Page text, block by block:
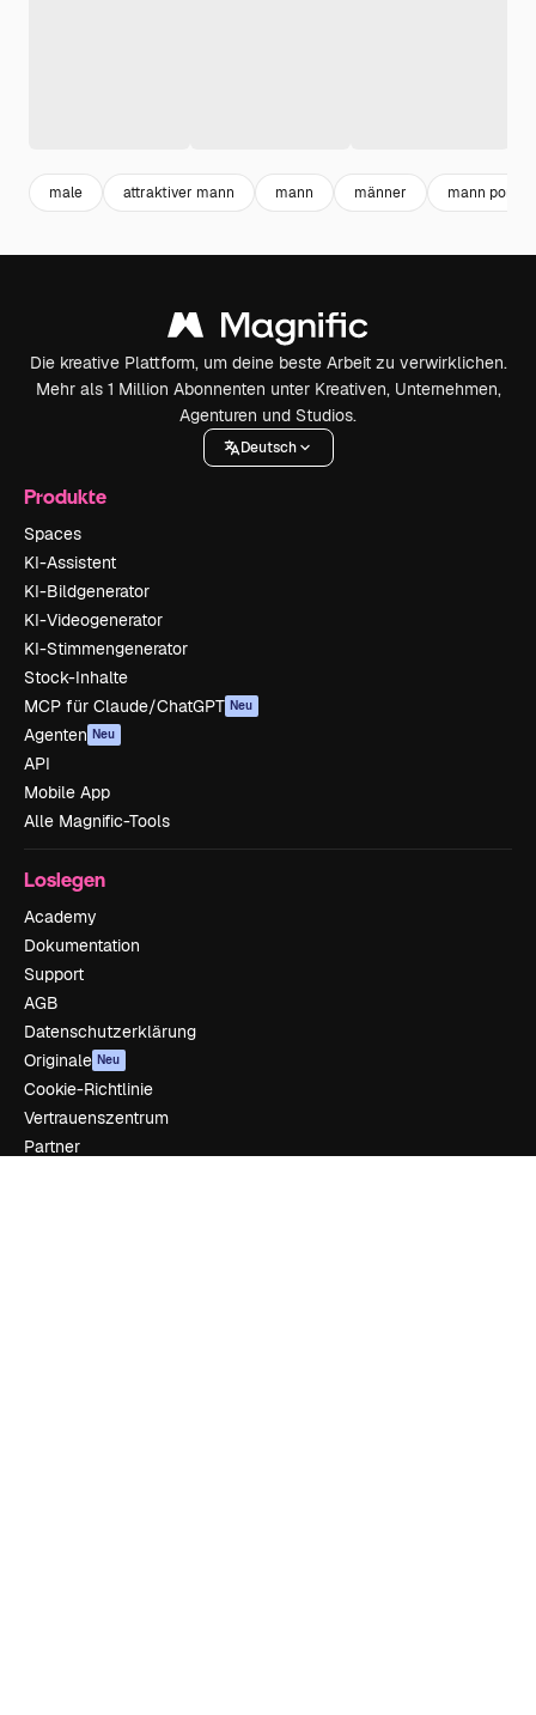
male attraktiver mann mann männer mann
Die kreative Plattform, um deine beste Arbeit zu verwirklichen.
Mehr als 1 Million Abonnenten unter Kreativen, Unternehmen,
Agenturen und Studios.
Deutsch
Produkte
Spaces
KI-Assistent
KI-Bildgenerator
KI-Videogenerator
KI-Stimmengenerator
Stock-Inhalte
MCP für Claude/ChatGPT Neu
Agenten Neu
API
Mobile App
Alle Magnific-Tools
Loslegen
Academy
Dokumentation
Support
AGB
Datenschutzerklärung
Originale Neu
Cookie-Richtlinie
Vertrauenszentrum
Partner